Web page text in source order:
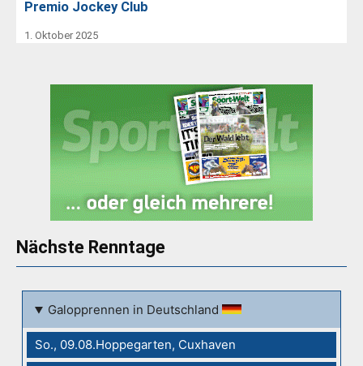
Premio Jockey Club
1. Oktober 2025
Nächste Renntage
Galopprennen in Deutschland
So., 09.08.Hoppegarten, Cuxhaven